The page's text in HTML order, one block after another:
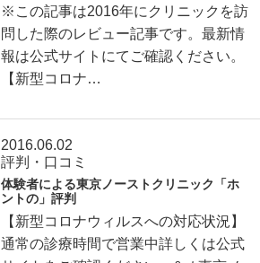
※この記事は2016年にクリニックを訪
問した際のレビュー記事です。最新情
報は公式サイトにてご確認ください。
【新型コロナ…
2016.06.02
評判・口コミ
体験者による東京ノーストクリニック「ホ
ントの」評判
【新型コロナウィルスへの対応状況】
通常の診療時間で営業中詳しくは公式